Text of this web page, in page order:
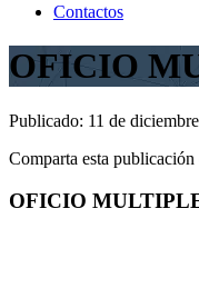
Contactos
OFICIO
Publicado: 11 de
Comparta esta publicación
OFICIO